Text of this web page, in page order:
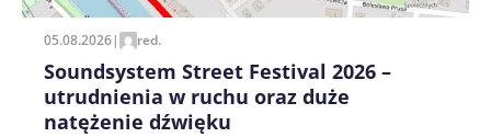
05.08.2026| red.
Soundsystem Street Festival 2026 –
utrudnienia w ruchu oraz duże
natężenie dźwięku